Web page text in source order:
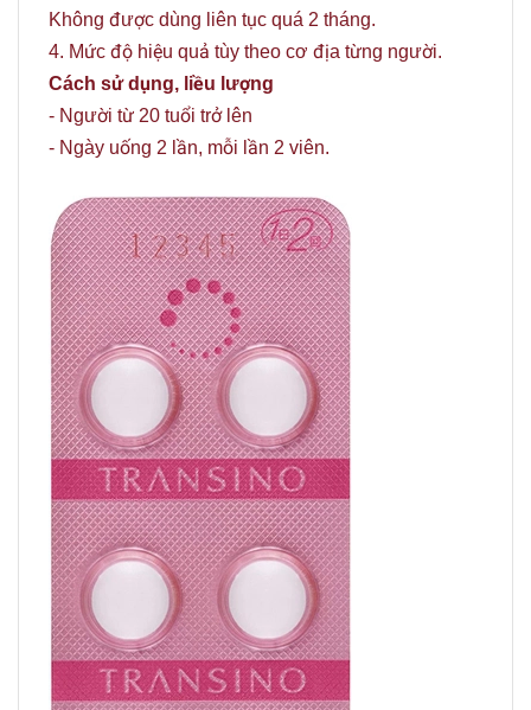
Không được dùng liên tục quá 2 tháng.
4. Mức độ hiệu quả tùy theo cơ địa từng người.
Cách sử dụng, liều lượng
- Người từ 20 tuổi trở lên
- Ngày uống 2 lần, mỗi lần 2 viên.